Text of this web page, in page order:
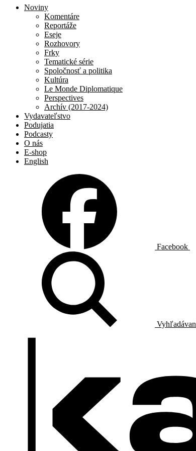
Noviny
Komentáre
Reportáže
Eseje
Rozhovory
Frky
Tematické série
Spoločnosť a politika
Kultúra
Le Monde Diplomatique
Perspectives
Archív (2017-2024)
Vydavateľstvo
Podujatia
Podcasty
O nás
E-shop
English
Facebook